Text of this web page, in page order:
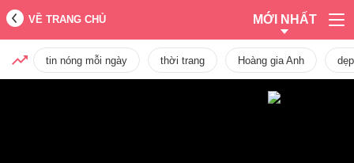
VỀ TRANG CHỦ MỚI NHẤT
tin nóng mỗi ngày thời trang Hoàng gia Anh dẹp